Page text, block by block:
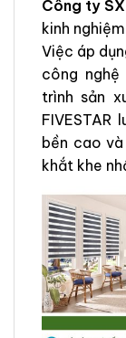
Công ty
kinh
Việc áp
công
trình sản
bền cao
khắt khe